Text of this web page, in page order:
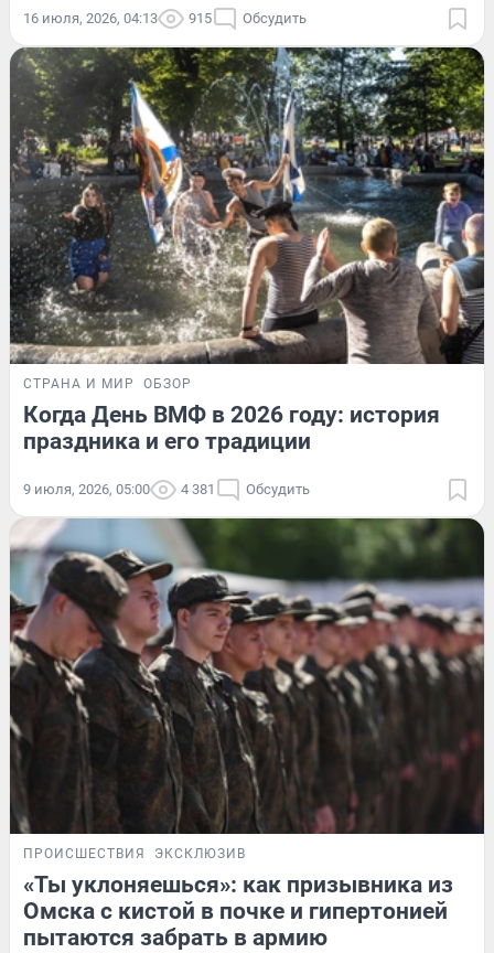
16 июля, 2026, 04:13 915 Обсудить
СТРАНА И МИР ОБЗОР
Когда День ВМФ в 2026 году: история
праздника и его традиции
9 июля, 2026, 05:00 4 381 Обсудить
ПРОИСШЕСТВИЯ ЭКСКЛЮЗИВ
«Ты уклоняешься»: как призывника из
Омска с кистой в почке и гипертонией
пытаются забрать в армию